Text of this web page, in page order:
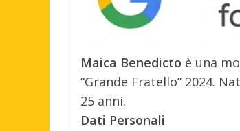
Maica Benedicto è una
“Grande Fratello” 2024.
25 anni.
Dati Personali